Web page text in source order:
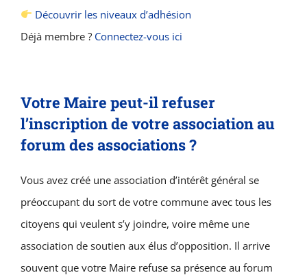
Découvrir les niveaux d’adhésion
Déjà membre ? Connectez-vous ici
Votre Maire peut-il refuser
l’inscription de votre association au
forum des associations ?
Vous avez créé une association d’intérêt général se
préoccupant du sort de votre commune avec tous les
citoyens qui veulent s’y joindre, voire même une
association de soutien aux élus d’opposition. Il arrive
souvent que votre Maire refuse sa présence au forum